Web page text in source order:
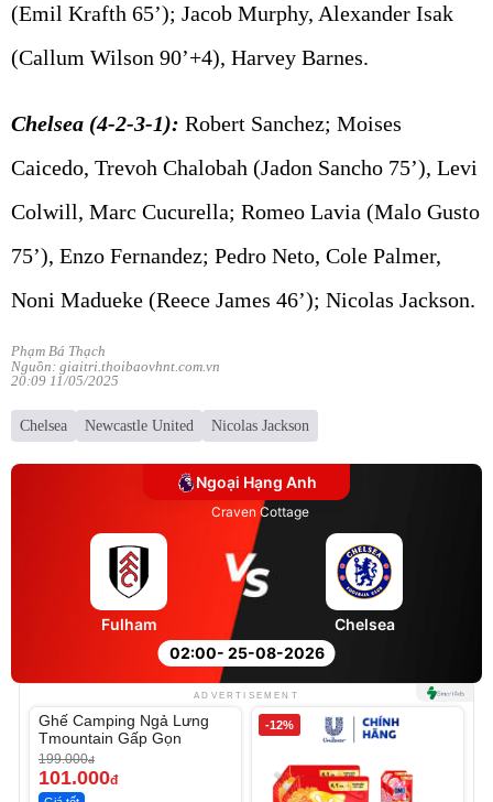
(Emil Krafth 65’); Jacob Murphy, Alexander Isak
(Callum Wilson 90’+4), Harvey Barnes.
Chelsea (4-2-3-1): Robert Sanchez; Moises
Caicedo, Trevoh Chalobah (Jadon Sancho 75’), Levi
Colwill, Marc Cucurella; Romeo Lavia (Malo Gusto
75’), Enzo Fernandez; Pedro Neto, Cole Palmer,
Noni Madueke (Reece James 46’); Nicolas Jackson.
Phạm Bá Thạch
Nguồn: giaitri.thoibaovhnt.com.vn
20:09 11/05/2025
Chelsea Newcastle United Nicolas Jackson
Ngoại Hạng Anh
Craven Cottage
02:00- 25-08-2026
Fulham Chelsea
ADVERTISEMENT
-49%
Ghế Camping Ngả Lưng
Tmountain Gấp Gọn
199.000đ
101.000đ
-12%